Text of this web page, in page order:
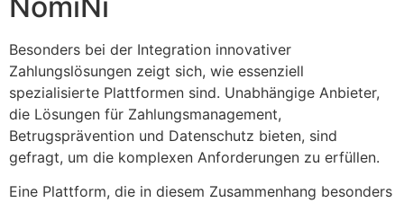
Besonders bei der Integration innovativer
Zahlungslösungen zeigt sich, wie essenziell
spezialisierte Plattformen sind. Unabhängige Anbieter,
die Lösungen für Zahlungsmanagement,
Betrugsprävention und Datenschutz bieten, sind
gefragt, um die komplexen Anforderungen zu erfüllen.
Eine Plattform, die in diesem Zusammenhang besonders